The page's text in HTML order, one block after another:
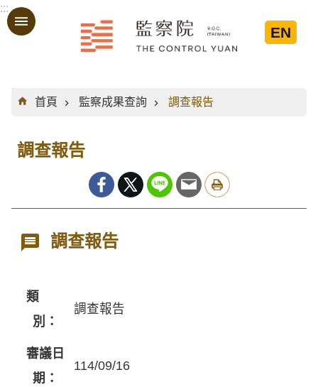
跳到主要內容區塊
:::
EN
:::
首頁
監察成果查詢 調查報告
調查報告
調查報告
類
別：
調查報告
審議日
期：
114/09/16